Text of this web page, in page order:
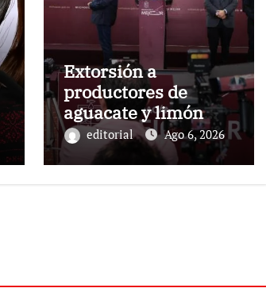
Extorsión a
productores de
aguacate y limón
dejó 18 mil mdp a
red del caso Carlos
editorial Ago 6, 2026